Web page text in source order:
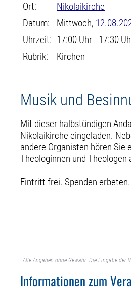
Ort:
Nikolaikirche
Datum:
Mittwoch,
Uhrzeit: 17:00 Uhr - 17:30
Rubrik:
Kirchen
Musik und
Mit dieser halbstündigen
Nikolaikirche eingeladen.
andere Organisten hören Sie
Theologinnen und
Eintritt frei. Spenden erbeten.
Alle Angaben ohne Gewähr. Die Eingabe
Informationen zum